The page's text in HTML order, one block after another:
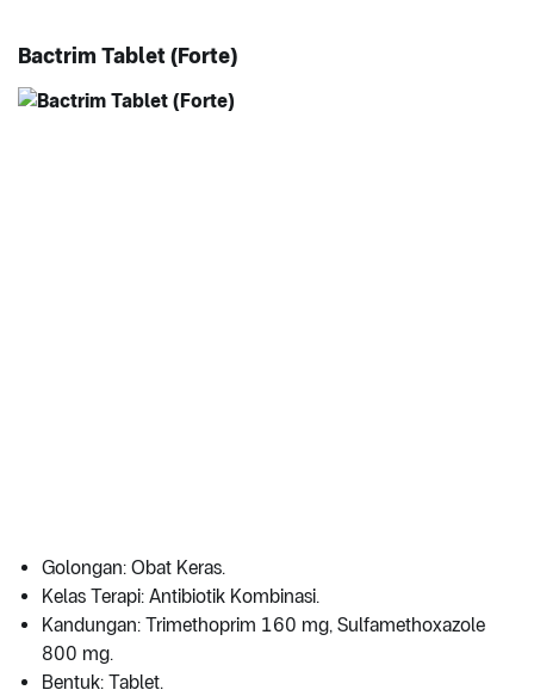
Bactrim Tablet (Forte)
Golongan: Obat Keras.
Kelas Terapi: Antibiotik Kombinasi.
Kandungan: Trimethoprim 160 mg, Sulfamethoxazole
800 mg.
Bentuk: Tablet.